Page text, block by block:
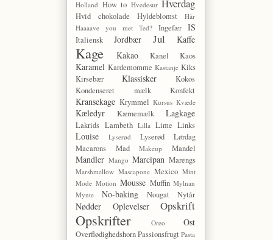
Holland How to Hvedesur Hverdag
Hvid chokolade Hyldeblomst
Hår
Haaaave you met Ted?
Ingefær IS
Italiensk Jordbær Jul Kaffe
Kage Kakao Kanel Kaos
Karamel Kardemomme Kastanje Kiks
Kirsebær
Klassisker
Kokos
Kondenseret mælk
Konfekt
Kransekage Krymmel Kursus Kvæde
Kæledyr Kærnemælk Lagkage
Lakrids Lambeth Lilla Lime Links
Louise Lyserød
Lyserød Lørdag
Macarons
Mad Makeup Mandel
Mandler Mango Marcipan Marengs
Marshmellow Mascapone Mexico Mint
Mode Motion Mousse Muffin Mylnan
Mynte
No-baking Nougat Nytår
Nødder Oplevelser Opskrift
Opskrifter Oreo Ost
Overflødighedshorn Passionsfrugt Pasta